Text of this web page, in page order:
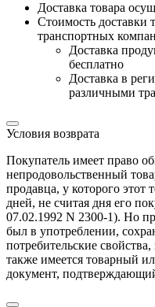
Доставка товара
Cтоимость доставки
транспортных
Доставка
бесплатно
Доставка в
различными
Условия возврата
Покупатель имеет право
непродовольственный
продавца, у которого этот
дней, не считая дня его
07.02.1992 N 2300-1). Но
был в употреблении,
потребительские
также имеется товарный
документ,